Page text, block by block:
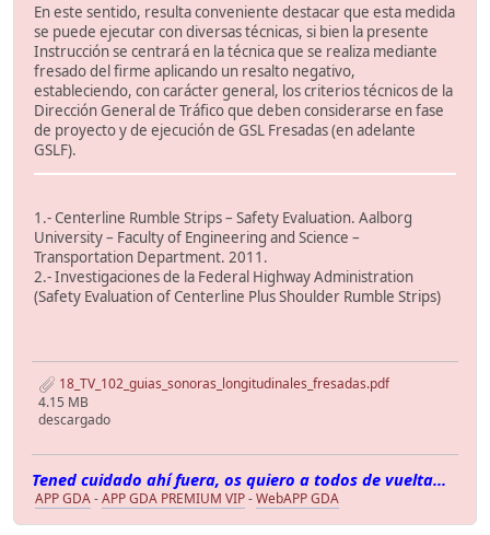
En este sentido, resulta conveniente destacar que esta medida
se puede ejecutar con diversas técnicas, si bien la presente
Instrucción se centrará en la técnica que se realiza mediante
fresado del firme aplicando un resalto negativo,
estableciendo, con carácter general, los criterios técnicos de la
Dirección General de Tráfico que deben considerarse en fase
de proyecto y de ejecución de GSL Fresadas (en adelante
GSLF).
1.- Centerline Rumble Strips – Safety Evaluation. Aalborg
University – Faculty of Engineering and Science –
Transportation Department. 2011.
2.- Investigaciones de la Federal Highway Administration
(Safety Evaluation of Centerline Plus Shoulder Rumble Strips)
18_TV_102_guias_sonoras_longitudinales_fresadas.pdf
4.15 MB
descargado
Tened cuidado ahí fuera, os quiero a todos de vuelta...
APP GDA-APP GDA PREMIUM VIP-WebAPP GDA